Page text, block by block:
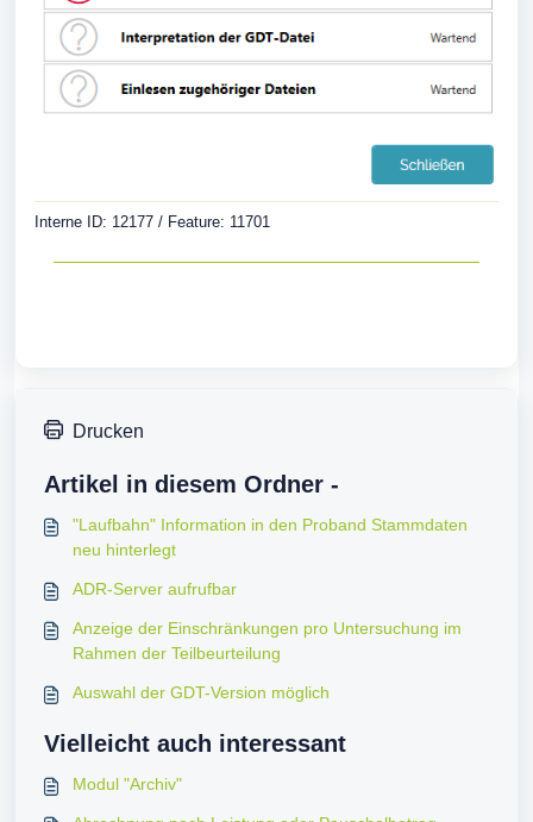
Interne ID: 12177 / Feature: 11701
Drucken
Artikel in diesem Ordner -
"Laufbahn" Information in den Proband Stammdaten
neu hinterlegt
ADR-Server aufrufbar
Anzeige der Einschränkungen pro Untersuchung im
Rahmen der Teilbeurteilung
Auswahl der GDT-Version möglich
Vielleicht auch interessant
Modul "Archiv"